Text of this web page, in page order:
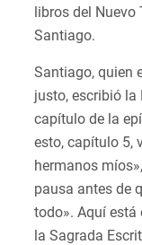
libros del
Santiago.
Santiago, quien
justo, escribió
capítulo de la
esto, capítulo 5,
hermanos
pausa antes de
todo». Aquí está
la Sagrada